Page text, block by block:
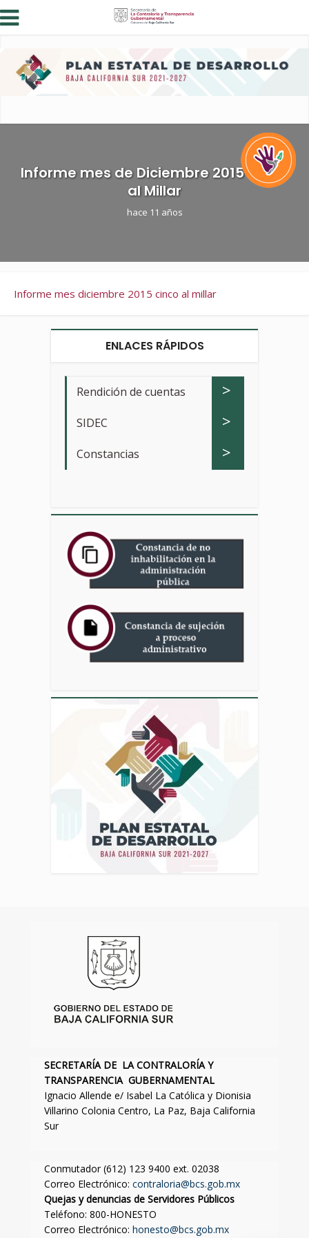
Informe mes de Diciembre 2015 Cinco
al Millar
hace 11 años
Informe mes diciembre 2015 cinco al millar
ENLACES RÁPIDOS
Rendición de cuentas >
SIDEC >
Constancias >
SECRETARÍA DE LA CONTRALORÍA Y
TRANSPARENCIA GUBERNAMENTAL
Ignacio Allende e/ Isabel La Católica y Dionisia
Villarino Colonia Centro, La Paz, Baja California
Sur
Conmutador (612) 123 9400 ext. 02038
Correo Electrónico: contraloria@bcs.gob.mx
Quejas y denuncias de Servidores Públicos
Teléfono: 800-HONESTO
Correo Electrónico: honesto@bcs.gob.mx